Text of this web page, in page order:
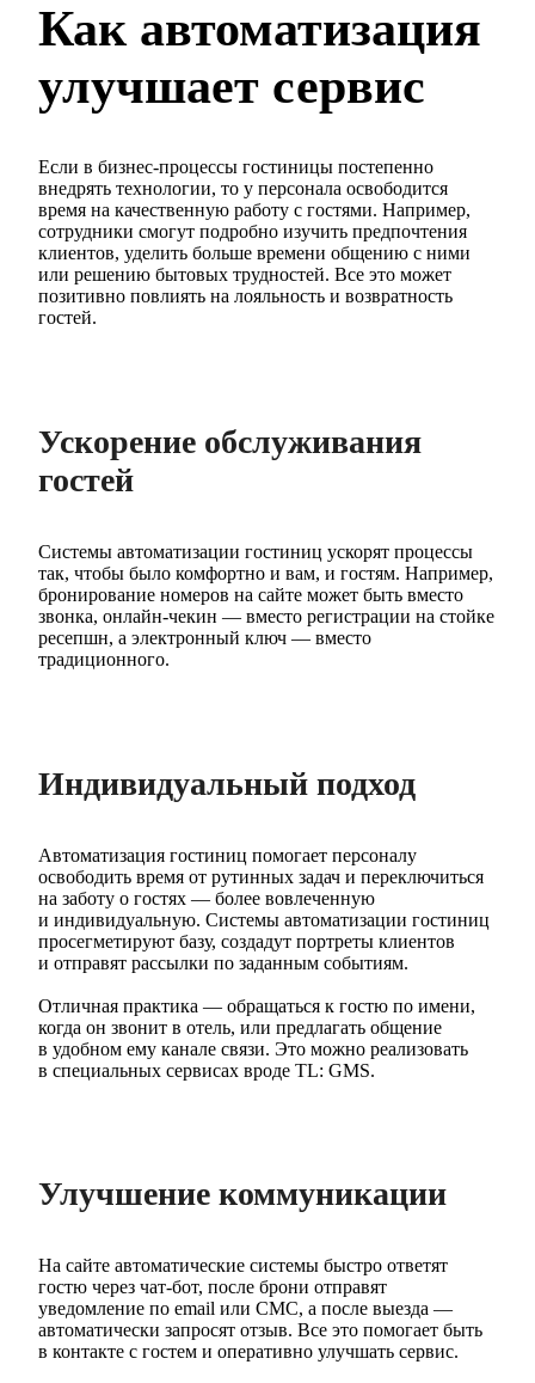
Как автоматизация
улучшает сервис
Если в бизнес-процессы гостиницы постепенно
внедрять технологии, то у персонала освободится
время на качественную работу с гостями. Например,
сотрудники смогут подробно изучить предпочтения
клиентов, уделить больше времени общению с ними
или решению бытовых трудностей. Все это может
позитивно повлиять на лояльность и возвратность
гостей.
Ускорение обслуживания
гостей
Системы автоматизации гостиниц ускорят процессы
так, чтобы было комфортно и вам, и гостям. Например,
бронирование номеров на сайте может быть вместо
звонка, онлайн-чекин — вместо регистрации на стойке
ресепшн, а электронный ключ — вместо
традиционного.
Индивидуальный подход
Автоматизация гостиниц помогает персоналу
освободить время от рутинных задач и переключиться
на заботу о гостях — более вовлеченную
и индивидуальную. Системы автоматизации гостиниц
просегметируют базу, создадут портреты клиентов
и отправят рассылки по заданным событиям.
Отличная практика — обращаться к гостю по имени,
когда он звонит в отель, или предлагать общение
в удобном ему канале связи. Это можно реализовать
в специальных сервисах вроде TL: GMS.
Улучшение коммуникации
На сайте автоматические системы быстро ответят
гостю через чат-бот, после брони отправят
уведомление по email или СМС, а после выезда —
автоматически запросят отзыв. Все это помогает быть
в контакте с гостем и оперативно улучшать сервис.